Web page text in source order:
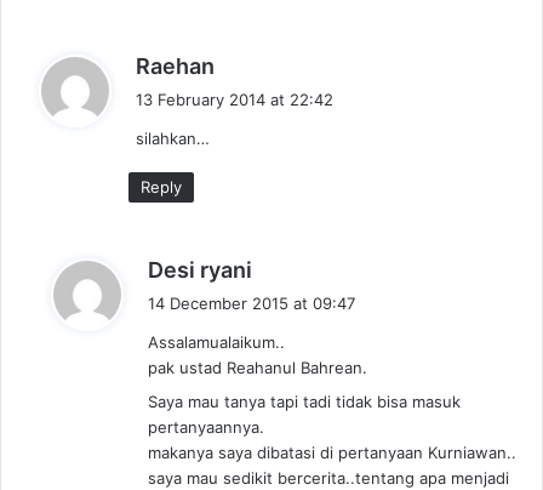
Raehan
13 February 2014 at 22:42
silahkan…
Reply
Desi ryani
s
:
14 December 2015 at 09:47
Assalamualaikum..
pak ustad Reahanul Bahrean.
Saya mau tanya tapi tadi tidak bisa masuk
pertanyaannya.
makanya saya dibatasi di pertanyaan Kurniawan..
saya mau sedikit bercerita..tentang apa menjadi